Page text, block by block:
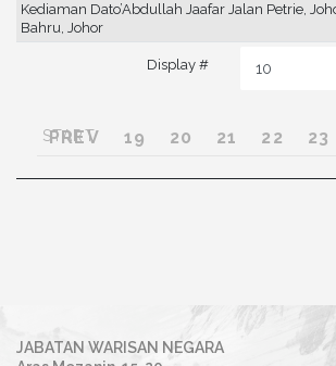
Display #
START
PREV 19 20 21 22 23
Kediaman Dato’Abdullah Jaafar Jalan Petrie,
Bahru, Johor
JABATAN WARISAN NEGARA